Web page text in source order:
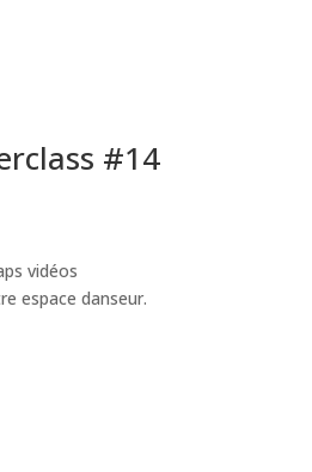
#14
vidéos
espace danseur.